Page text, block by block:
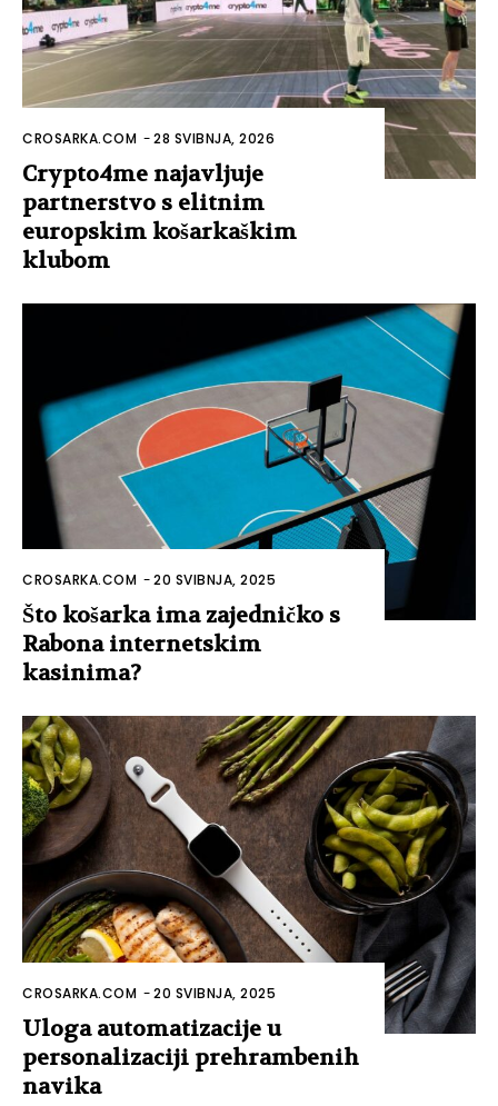
CROSARKA.COM -28 SVIBNJA, 2026
Crypto4me najavljuje
partnerstvo s elitnim
europskim košarkaškim
klubom
CROSARKA.COM -20 SVIBNJA, 2025
Što košarka ima zajedničko s
Rabona internetskim
kasinima?
CROSARKA.COM -20 SVIBNJA, 2025
Uloga automatizacije u
personalizaciji prehrambenih
navika